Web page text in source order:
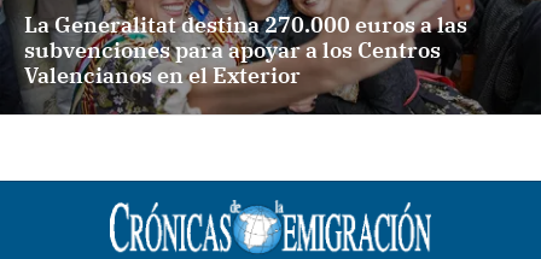
La Generalitat destina 270.000 euros a las
subvenciones para apoyar a los Centros
Valencianos en el Exterior